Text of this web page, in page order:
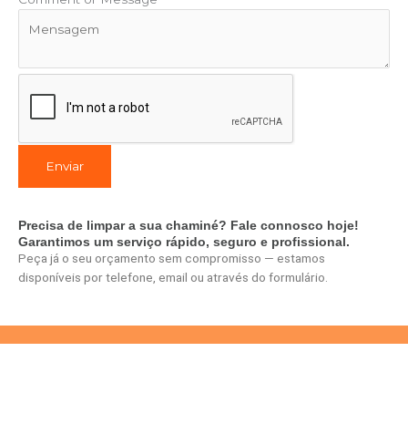
Enviar
Precisa de limpar a sua chaminé? Fale connosco hoje!
Garantimos um serviço rápido, seguro e profissional.
Peça já o seu orçamento sem compromisso — estamos
disponíveis por telefone, email ou através do formulário.